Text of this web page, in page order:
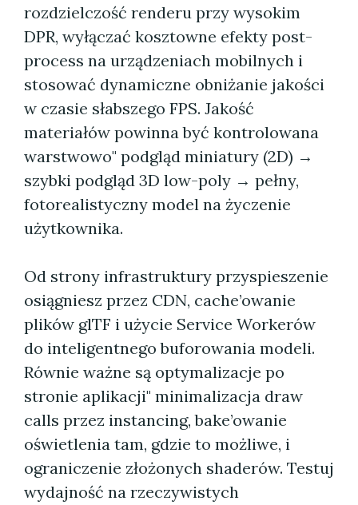
rozdzielczość renderu przy wysokim
DPR, wyłączać kosztowne efekty post-
process na urządzeniach mobilnych i
stosować dynamiczne obniżanie jakości
w czasie słabszego FPS. Jakość
materiałów powinna być kontrolowana
warstwowo" podgląd miniatury (2D) →
szybki podgląd 3D low-poly → pełny,
fotorealistyczny model na życzenie
użytkownika.
Od strony infrastruktury przyspieszenie
osiągniesz przez CDN, cache’owanie
plików glTF i użycie Service Workerów
do inteligentnego buforowania modeli.
Równie ważne są optymalizacje po
stronie aplikacji" minimalizacja draw
calls przez instancing, bake’owanie
oświetlenia tam, gdzie to możliwe, i
ograniczenie złożonych shaderów. Testuj
wydajność na rzeczywistych